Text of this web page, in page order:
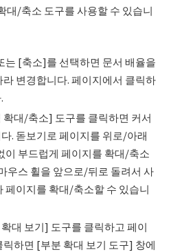
대/축소 도구를 사용할 수 있습니
는 [축소]를 선택하면 문서 배율을
변경합니다. 페이지에서 클릭하
확대/축소] 도구를 클릭하면 커서
. 돋보기로 페이지를 위로/아래
이 부드럽게 페이지를 확대/축소
우스 휠을 앞으로/뒤로 돌려서 사
페이지를 확대/축소할 수 있습니
대 보기] 도구를 클릭하고 페이
하면 [부분 확대 보기 도구] 창에